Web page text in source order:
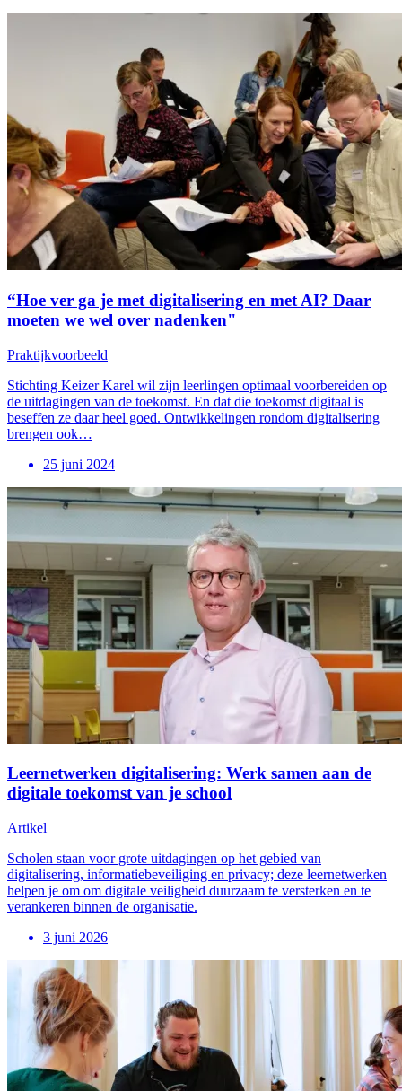
“Hoe ver ga je met digitalisering en met AI? Daar
moeten we wel over nadenken"
Praktijkvoorbeeld
Stichting Keizer Karel wil zijn leerlingen optimaal voorbereiden op
de uitdagingen van de toekomst. En dat die toekomst digitaal is
beseffen ze daar heel goed. Ontwikkelingen rondom digitalisering
brengen ook…
25 juni 2024
Leernetwerken digitalisering: Werk samen aan de
digitale toekomst van je school
Artikel
Scholen staan voor grote uitdagingen op het gebied van
digitalisering, informatiebeveiliging en privacy; deze leernetwerken
helpen je om om digitale veiligheid duurzaam te versterken en te
verankeren binnen de organisatie.
3 juni 2026